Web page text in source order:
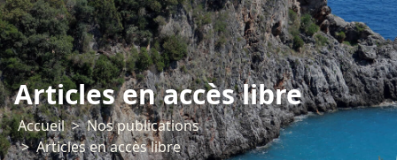
Articles en accès libre
Accueil
Nos publications
Articles en accès libre